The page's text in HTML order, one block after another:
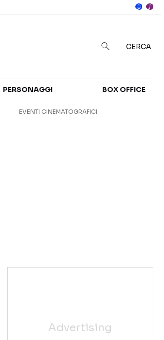
CURIOSITÀ
CERCA
PERSONAGGI BOX OFFICE
EVENTI CINEMATOGRAFICI